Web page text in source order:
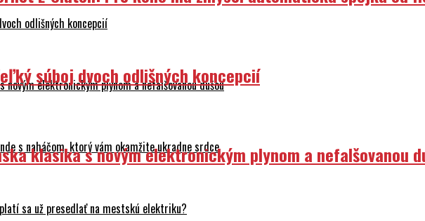
odlišných koncepcií
elektronickým plynom a nefalšovanou dušou
s naháčom, ktorý vám okamžite ukradne srdce
sa už presedlať na mestskú elektriku?
súboj dvoch odlišných koncepcií
klasika s novým elektronickým plynom a nefalšovanou